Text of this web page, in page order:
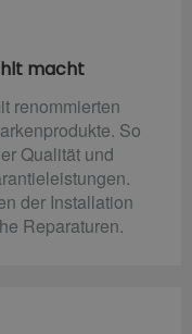
macht
renommierten
So
Qualität und
der Installation
Reparaturen.